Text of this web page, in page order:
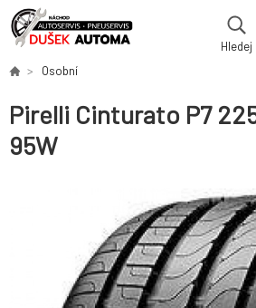
Hledej
Osobní
Pirelli Cinturato P7
95W